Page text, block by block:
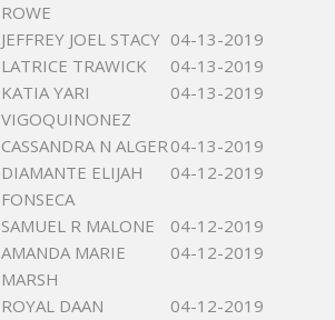
ROWE
JEFFREY JOEL STACY 04-13-2019
LATRICE TRAWICK
04-13-2019
KATIA YARI
VIGOQUINONEZ
04-13-2019
CASSANDRA N ALGER04-13-2019
DIAMANTE ELIJAH
FONSECA
04-12-2019
SAMUEL R MALONE
04-12-2019
AMANDA MARIE
MARSH
04-12-2019
ROYAL DAAN
04-12-2019